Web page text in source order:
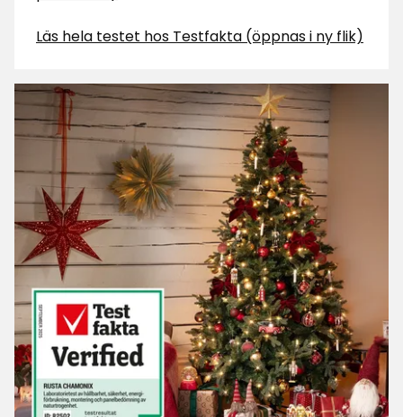
Läs hela testet hos Testfakta (öppnas i ny flik)